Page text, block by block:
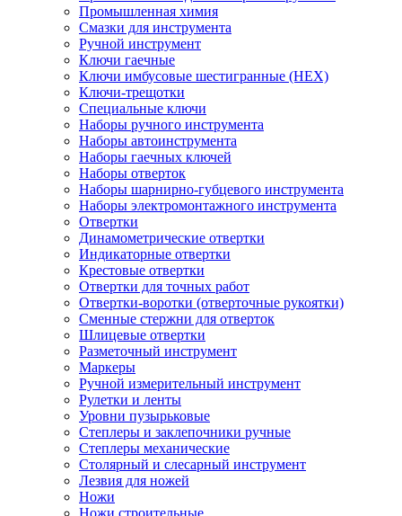
Промышленная химия
Смазки для инструмента
Ручной инструмент
Ключи гаечные
Ключи имбусовые шестигранные (HEX)
Ключи-трещотки
Специальные ключи
Наборы ручного инструмента
Наборы автоинструмента
Наборы гаечных ключей
Наборы отверток
Наборы шарнирно-губцевого инструмента
Наборы электромонтажного инструмента
Отвертки
Динамометрические отвертки
Индикаторные отвертки
Крестовые отвертки
Отвертки для точных работ
Отвертки-воротки (отверточные рукоятки)
Сменные стержни для отверток
Шлицевые отвертки
Разметочный инструмент
Маркеры
Ручной измерительный инструмент
Рулетки и ленты
Уровни пузырьковые
Степлеры и заклепочники ручные
Степлеры механические
Столярный и слесарный инструмент
Лезвия для ножей
Ножи
Ножи строительные